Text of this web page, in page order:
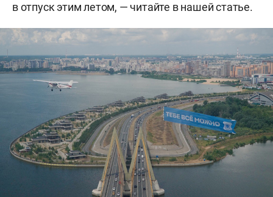
в отпуск этим летом, — читайте в нашей статье.